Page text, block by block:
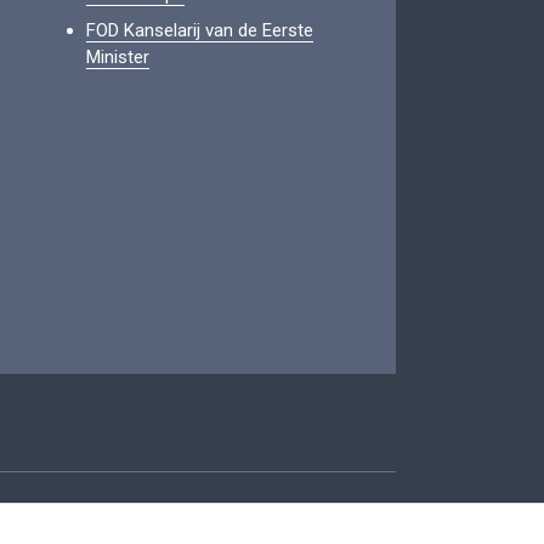
FOD Kanselarij van de Eerste
Minister